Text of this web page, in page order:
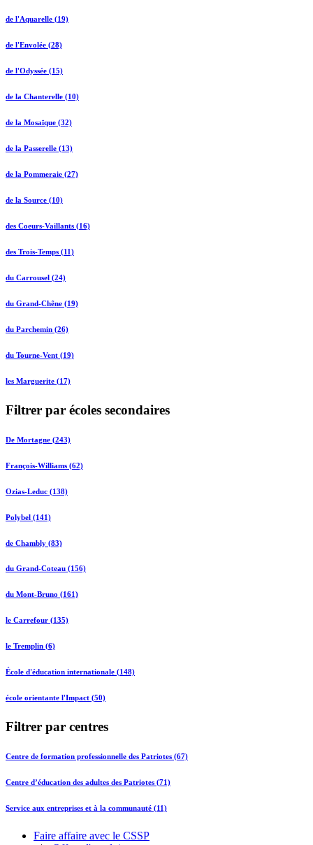
de l'Aquarelle (19)
de l'Envolée (28)
de l'Odyssée (15)
de la Chanterelle (10)
de la Mosaïque (32)
de la Passerelle (13)
de la Pommeraie (27)
de la Source (10)
des Coeurs-Vaillants (16)
des Trois-Temps (11)
du Carrousel (24)
du Grand-Chêne (19)
du Parchemin (26)
du Tourne-Vent (19)
les Marguerite (17)
Filtrer par écoles secondaires
De Mortagne (243)
François-Williams (62)
Ozias-Leduc (138)
Polybel (141)
de Chambly (83)
du Grand-Coteau (156)
du Mont-Bruno (161)
le Carrefour (135)
le Tremplin (6)
École d'éducation internationale (148)
école orientante l'Impact (50)
Filtrer par centres
Centre de formation professionnelle des Patriotes (67)
Centre d’éducation des adultes des Patriotes (71)
Service aux entreprises et à la communauté (11)
Faire affaire avec le CSSP